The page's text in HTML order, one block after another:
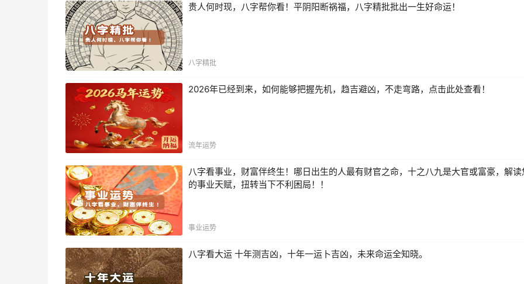
贵人何时现，八字帮你看！平阴阳断祸福，八字精批批出一生好命运！
八字精批
2026年已经到来，如何能够把握先机，趋吉避凶，不走弯路，点击此处查看！
流年运势
八字看事业，财富伴终生！哪日出生的人最有财官之命，十之八九是大官或富豪，解读
的事业天赋，扭转当下不利困局！！
事业运势
八字看大运 十年测吉凶，十年一运卜吉凶，未来命运全知晓。